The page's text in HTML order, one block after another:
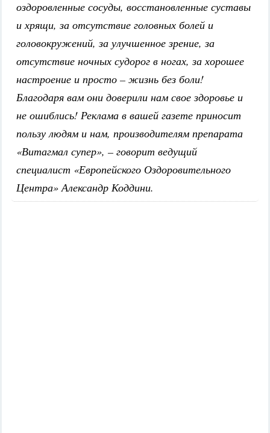
оздоровленные сосуды, восстановленные суставы
и хрящи, за отсутствие головных болей и
головокружений, за улучшенное зрение, за
отсутствие ночных судорог в ногах, за хорошее
настроение и просто – жизнь без боли!
Благодаря вам они доверили нам свое здоровье и
не ошиблись! Реклама в вашей газете приносит
пользу людям и нам, производителям препарата
«Витагмал супер», – говорит ведущий
специалист «Европейского Оздоровительного
Центра» Александр Коддини.